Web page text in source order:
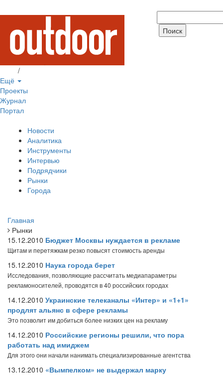
/
Ещё
Проекты
Журнал
Портал
Новости
Аналитика
Инструменты
Интервью
Подрядчики
Рынки
Города
Главная
Рынки
15.12.2010 Бюджет Москвы нуждается в рекламе
Щитам и перетяжкам резко повысят стоимость аренды
15.12.2010 Наука города берет
Исследования, позволяющие рассчитать медиапараметры
рекламоносителей, проводятся в 40 российских городах
14.12.2010 Украинские телеканалы «Интер» и «1+1»
продлят альянс в сфере рекламы
Это позволит им добиться более низких цен на рекламу
14.12.2010 Российские регионы решили, что пора
работать над имиджем
Для этого они начали нанимать специализированные агентства
13.12.2010 «Вымпелком» не выдержал марку